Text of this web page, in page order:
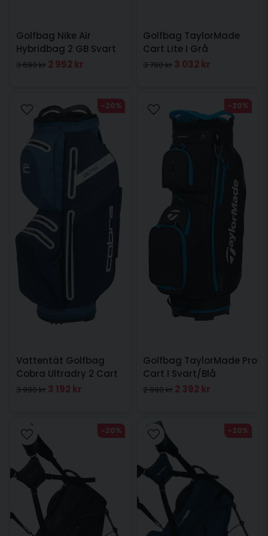
Golfbag Nike Air
Hybridbag 2 GB Svart
3 690 kr 2 952 kr
Golfbag TaylorMade
Cart Lite I Grå
3 790 kr 3 032 kr
Vattentät Golfbag
Cobra Ultradry 2 Cart
Navy
3 990 kr 3 192 kr
-20%
Golfbag TaylorMade Pro
Cart I Svart/Blå
2 990 kr 2 392 kr
-20%
-20% -20%